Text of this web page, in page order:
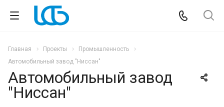
Главная Проекты
Промышленность
Автомобильный завод "Ниссан"
Автомобильный завод
"Ниссан"